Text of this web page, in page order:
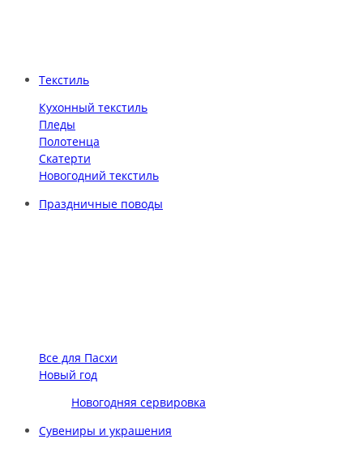
Текстиль
Кухонный текстиль
Пледы
Полотенца
Скатерти
Новогодний текстиль
Праздничные поводы
Все для Пасхи
Новый год
Новогодняя сервировка
Сувениры и украшения